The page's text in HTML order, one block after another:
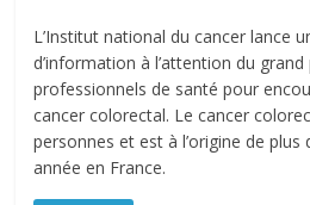
L’Institut national du cancer lance
d’information à l’attention du
professionnels de santé pour
cancer colorectal. Le cancer
personnes et est à l’origine de plus
année en France.